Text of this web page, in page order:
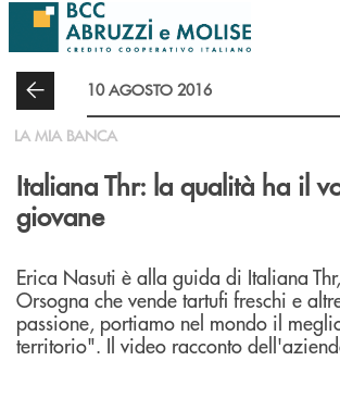
Salta al contenuto principale
10 AGOSTO 2016
LA MIA BANCA
Italiana Thr: la qualità ha il
giovane
Erica Nasuti è alla guida di Italiana
Orsogna che vende tartufi freschi e
passione, portiamo nel mondo il
territorio". Il video racconto